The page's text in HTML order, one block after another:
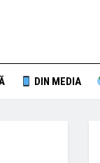
DIN MEDIA